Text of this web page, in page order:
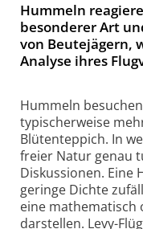
Hummeln
besonderer Art
von Beutejägern,
Analyse ihres
Hummeln
typischerweise
Blütenteppich. In
freier Natur genau
Diskussionen. Eine
geringe Dichte
eine mathematisch
darstellen. Levy-